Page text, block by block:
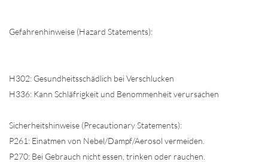
Gefahrenhinweise (Hazard Statements):
H302: Gesundheitsschädlich bei Verschlucken
H336: Kann Schläfrigkeit und Benommenheit verursachen
Sicherheitshinweise (Precautionary Statements):
P261: Einatmen von Nebel/Dampf/Aerosol vermeiden.
P270: Bei Gebrauch nicht essen, trinken oder rauchen.